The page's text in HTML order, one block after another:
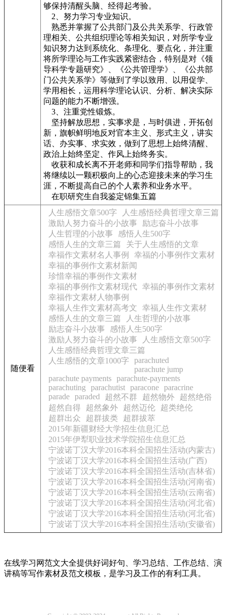
够保持清醒头脑、经得起考验。
2、努力学习专业知识。
熟悉并掌握了公共部门及公共关系学、行政管
理相关、公共组织理论等相关知识，对所学专业
知识努力达到系统化、条理化、要点化，并注重
将所学理论与工作实践紧密结合，特别是对《领
导科学专题研究》、《公共管理学》、《公共部
门公共关系学》等做到了学以致用、以用促学、
学用相长，运用科学理论认识、分析、解决实际
问题的能力不断增强。
3、注重党性锻炼。
坚持解放思想，实事求是，与时俱进，开拓创
新，旗帜鲜明地反对官本主义、形式主义，讲实
话、办实事、求实效，做到了思想上始终清醒、
政治上始终坚定、作风上始终务实。
收获和成长离不开老师和同学们指导帮助，我
将继续以一颗积极向上的心态迎接未来的学习生
涯，不断提高自己的个人素养和业务水平。
在职研究生自我鉴定锦集五篇
随便看
人生感悟文章500字
人生感悟经典哲理文章三篇
激励人努力奋斗的小故事
励志奋斗小故事
人生哲理的小故事
感悟人生500字
感悟人生的文章三篇
关于人生感悟的文章
幸福作文素材名人事例
幸福的小事例作文素材
幸福的事例作文素材新闻
珍惜幸福的事例作文素材
幸福的事例作文素材现代 幸福的事例作文素材
幸福作文素材人物事例
幸福人生作文素材高考文
幸福人生作文素材
感悟人生的文章三篇
人生哲理的小故事
励志奋斗小故事
感悟人生500字
激励人努力奋斗的小故事
人生感悟文章500字
人生感悟经典哲理文章三篇
人生感悟的文章1000字
parachuted
parachute jump
parachute payments parachute-payments
parachuting
parachutist paracone paracrine
parade paraded 超然不群 超然物外
超然绝俗
超然自得
超然象外 超然迈伦
超类绝伦
超群出众
超群拔类
超群拔萃
2015年新疆财经大学招生信息汇总
2015年伊犁职业技术学院招生信息汇总
宁波诺丁汉大学2016本科全国招生活动(内蒙古)
宁波诺丁汉大学2016本科全国招生活动(广西)
宁波诺丁汉大学2016本科全国招生活动(吉林省)
宁波诺丁汉大学2016本科全国招生活动(河南省)
宁波诺丁汉大学2016本科全国招生活动(云南省)
宁波诺丁汉大学2016本科全国招生活动(河北省)
宁波诺丁汉大学2016本科全国招生活动(河北省)
宁波诺丁汉大学2016本科全国招生活动(安徽省)
在线学习网范文大全提供好词好句、学习总结、工作总结、演
讲稿等写作素材及范文模板，是学习及工作的有利工具。